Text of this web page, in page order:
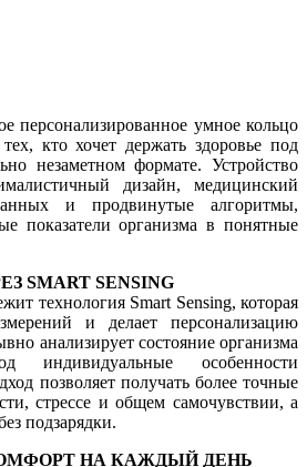
персонализированное умное кольцо
кто хочет держать здоровье под
незаметном формате. Устройство
дизайн, медицинский
и продвинутые алгоритмы,
показатели организма в понятные
SMART SENSING
технология Smart Sensing, которая
и делает персонализацию
анализирует состояние организма
индивидуальные особенности
позволяет получать более точные
стрессе и общем самочувствии, а
подзарядки.
НА КАЖДЫЙ ДЕНЬ